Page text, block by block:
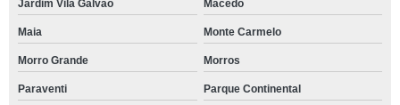
Jardim Vila Galvão Macedo
Maia Monte Carmelo
Morro Grande Morros
Paraventi Parque Continental